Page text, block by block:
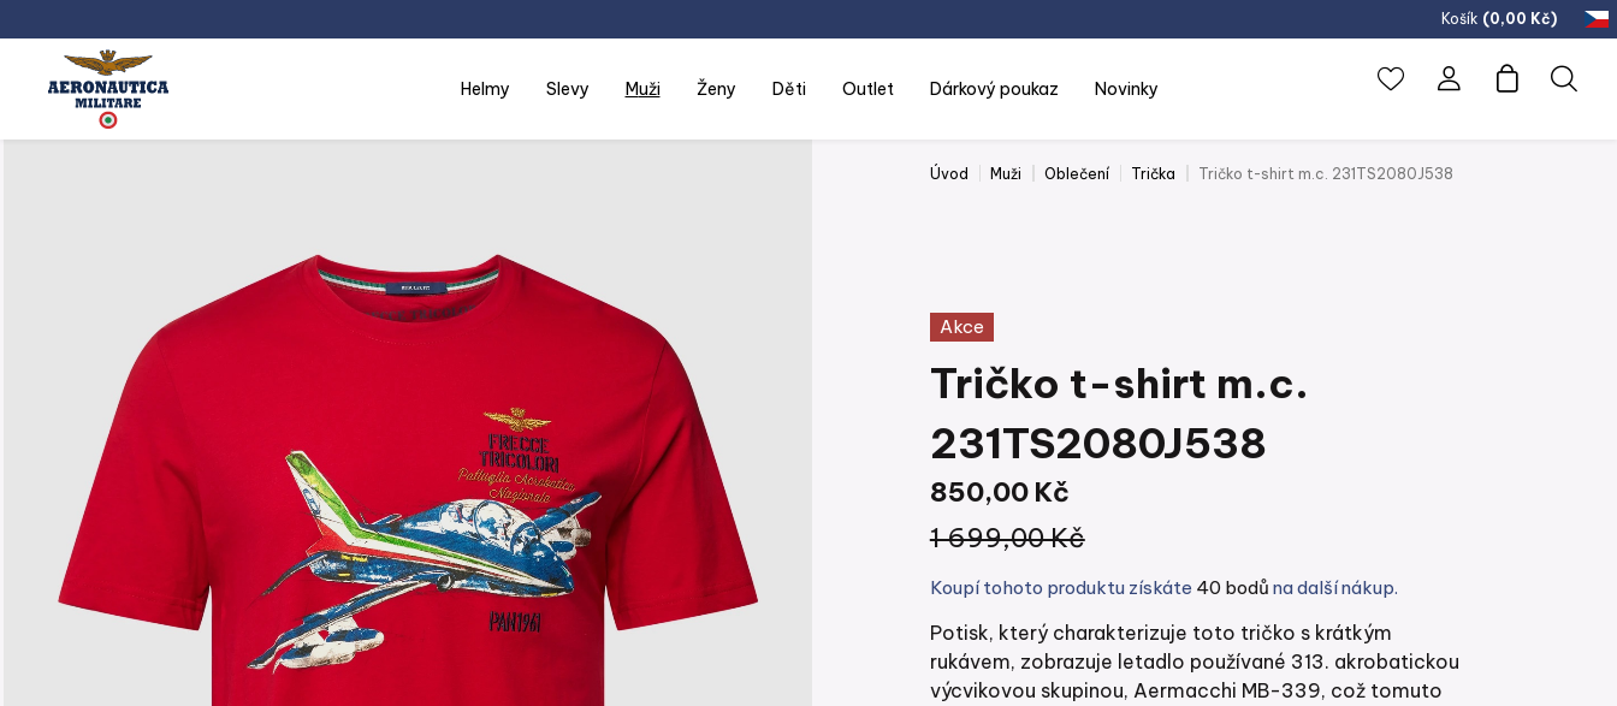
Akce
Tričko t-shirt m.c.
231TS2080J538
850,00 Kč
1 699,00 Kč
Koupí tohoto produktu získáte 40 bodů na další nákup.
Potisk, který charakterizuje toto tričko s krátkým
rukávem, zobrazuje letadlo používané 313. akrobatickou
výcvikovou skupinou, Aermacchi MB-339, což tomuto
Košík (0,00 Kč)
Úvod Muži Oblečení Trička Tričko t-shirt m.c. 231TS2080J538
helmy slevy muži ženy děti outlet dárkový poukaz novinky